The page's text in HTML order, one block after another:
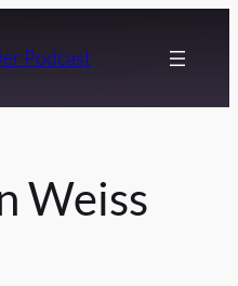
Podcast
Weiss